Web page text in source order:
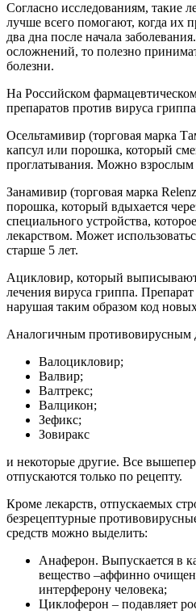
Согласно исследованиям, такие
лучше всего помогают, когда их
два дна после начала
осложнений, то полезно
болезни.
На Российском
препаратов против вируса
Осельтамивир (торговая марка
капсул или порошка, который
проглатывания. Можно взрослым
Занамивир (торговая марка
порошка, который вдыхается
специального устройства,
лекарством. Может
старше 5 лет.
Ацикловир, который выписывают
лечения вируса гриппа.
нарушая таким образом код
Аналогичным противовирусным
Валоцикловир;
Валвир;
Валтрекс;
Валцикон;
Зефикс;
Зовиракс
и некоторые другие. Все
отпускаются только по рецепту.
Кроме лекарств, отпускаемых
безрецептурные
средств можно выделить:
Анаферон. Выпускается в
вещество –аффинно
интерферону человека;
Циклоферон – подавляет